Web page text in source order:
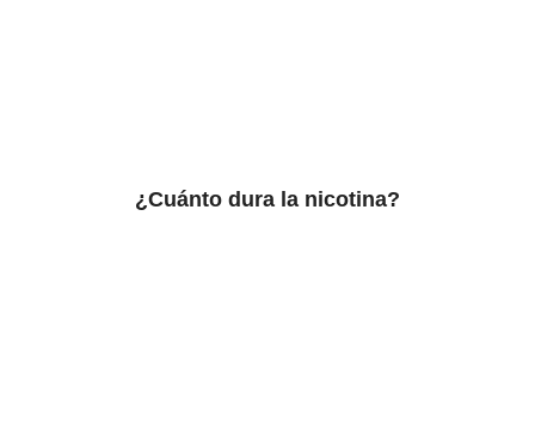
¿Cuánto dura la nicotina?